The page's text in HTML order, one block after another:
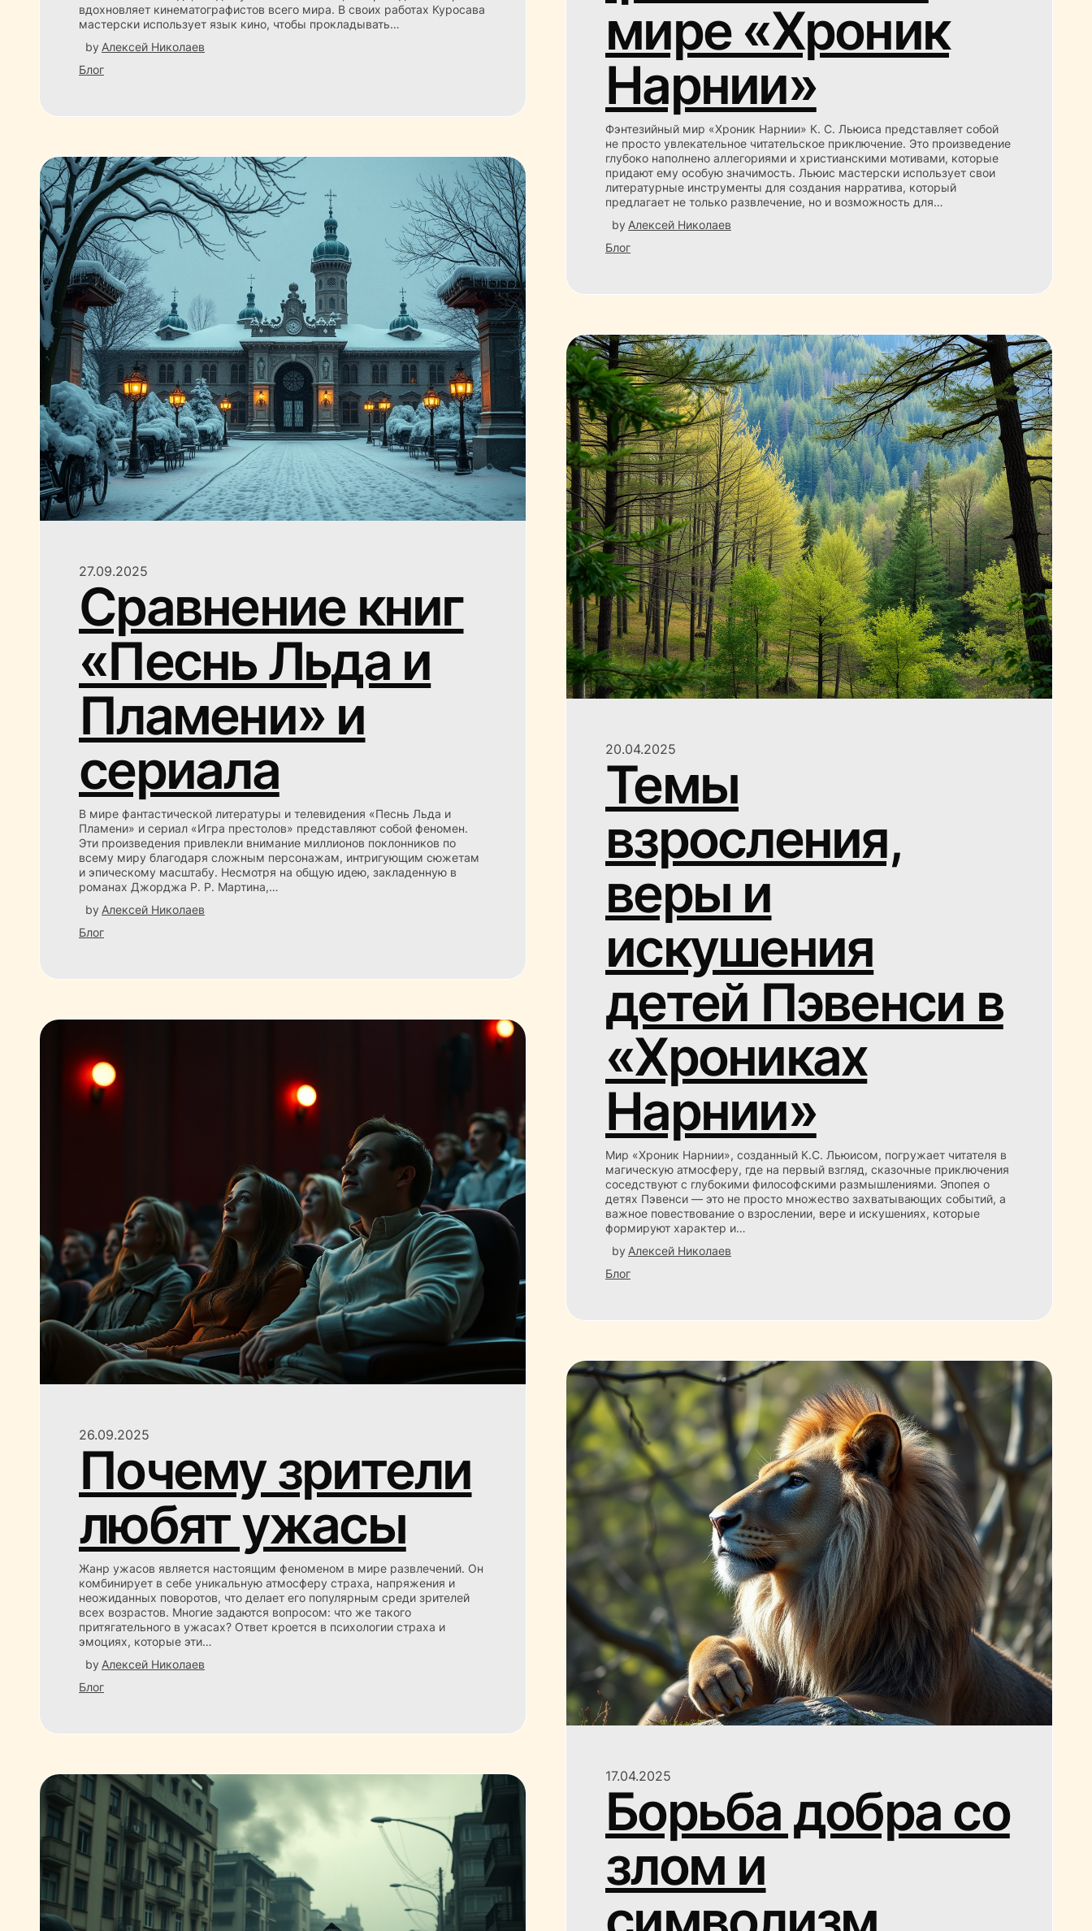
вдохновляет кинематографистов всего мира. В своих работах Куросава
мастерски использует язык кино, чтобы прокладывать…
by Алексей Николаев
Блог
27.09.2025
Сравнение книг
«Песнь Льда и
Пламени» и
сериала
В мире фантастической литературы и телевидения «Песнь Льда и
Пламени» и сериал «Игра престолов» представляют собой феномен.
Эти произведения привлекли внимание миллионов поклонников по
всему миру благодаря сложным персонажам, интригующим сюжетам
и эпическому масштабу. Несмотря на общую идею, закладенную в
романах Джорджа Р. Р. Мартина,…
by Алексей Николаев
Блог
26.09.2025
Почему зрители
любят ужасы
Жанр ужасов является настоящим феноменом в мире развлечений. Он
комбинирует в себе уникальную атмосферу страха, напряжения и
неожиданных поворотов, что делает его популярным среди зрителей
всех возрастов. Многие задаются вопросом: что же такого
притягательного в ужасах? Ответ кроется в психологии страха и
эмоциях, которые эти…
by Алексей Николаев
Блог
мире «Хроник
Нарнии»
Фэнтезийный мир «Хроник Нарнии» К. С. Льюиса представляет собой
не просто увлекательное читательское приключение. Это произведение
глубоко наполнено аллегориями и христианскими мотивами, которые
придают ему особую значимость. Льюис мастерски использует свои
литературные инструменты для создания нарратива, который
предлагает не только развлечение, но и возможность для…
by Алексей Николаев
Блог
20.04.2025
Темы
взросления,
веры и
искушения
детей Пэвенси в
«Хрониках
Нарнии»
Мир «Хроник Нарнии», созданный К.С. Льюисом, погружает читателя в
магическую атмосферу, где на первый взгляд, сказочные приключения
соседствуют с глубокими философскими размышлениями. Эпопея о
детях Пэвенси — это не просто множество захватывающих событий, а
важное повествование о взрослении, вере и искушениях, которые
формируют характер и…
by Алексей Николаев
Блог
17.04.2025
Борьба добра со
злом и